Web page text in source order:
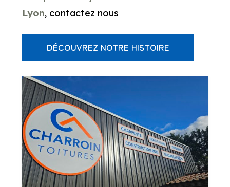
Lyon, contactez nous
DÉCOUVREZ NOTRE HISTOIRE